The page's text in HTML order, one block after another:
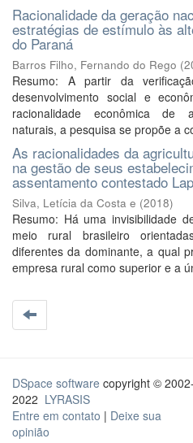
Racionalidade da geração
estratégias de estímulo às
do Paraná
Barros Filho, Fernando do Rego (
Resumo: A partir da
desenvolvimento social e
racionalidade econômica de
naturais, a pesquisa se propõe a
As racionalidades da
na gestão de seus
assentamento contestado
Silva, Letícia da Costa e (2018)
Resumo: Há uma invisibilidade
meio rural brasileiro
diferentes da dominante, a qual
empresa rural como superior e a
DSpace software copyright © 2002-
2022 LYRASIS
Entre em contato | Deixe sua
opinião